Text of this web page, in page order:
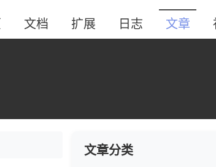
文档 扩展 日志 文章
文章分类